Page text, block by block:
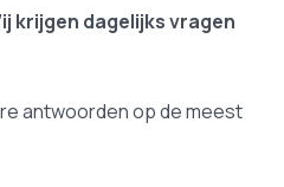
krijgen dagelijks vragen
antwoorden op de meest